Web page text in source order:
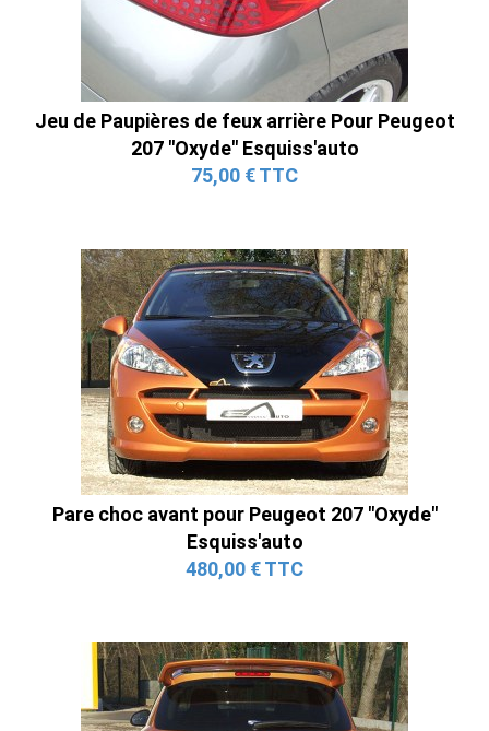
Jeu de Paupières de feux arrière Pour Peugeot
207 "Oxyde" Esquiss'auto
75,00 € TTC
Pare choc avant pour Peugeot 207 "Oxyde"
Esquiss'auto
480,00 € TTC